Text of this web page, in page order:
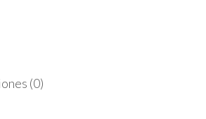
(0)